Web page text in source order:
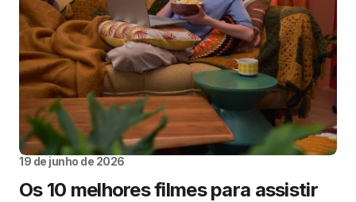
19 de junho de 2026
Os 10 melhores filmes para assistir